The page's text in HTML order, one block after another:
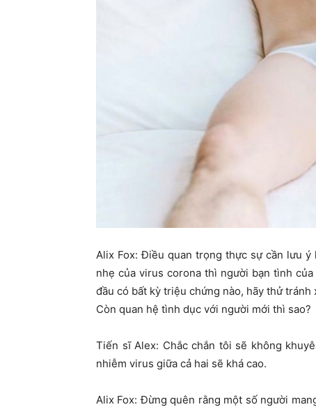
Alix Fox: Điều quan trọng thực sự cần lưu
nhẹ của virus corona thì người bạn tình
đầu có bất kỳ triệu chứng nào, hãy thử tránh
Còn quan hệ tình dục với người mới thì sao?
Tiến sĩ Alex: Chắc chắn tôi sẽ không
nhiễm virus giữa cả hai sẽ khá cao.
Alix Fox: Đừng quên rằng một số người